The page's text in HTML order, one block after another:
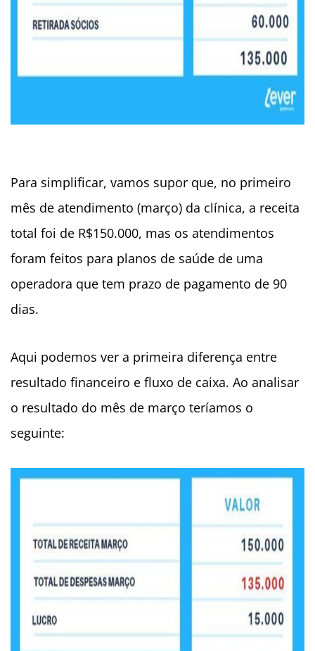
Para simplificar, vamos supor que, no primeiro
mês de atendimento (março) da clínica, a receita
total foi de R$150.000, mas os atendimentos
foram feitos para planos de saúde de uma
operadora que tem prazo de pagamento de 90
dias.
Aqui podemos ver a primeira diferença entre
resultado financeiro e fluxo de caixa. Ao analisar
o resultado do mês de março teríamos o
seguinte: